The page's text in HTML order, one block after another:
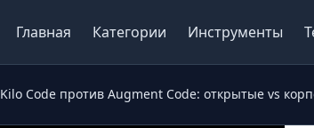
Главная Категории Инструменты
Kilo Code против Augment Code: открытые vs